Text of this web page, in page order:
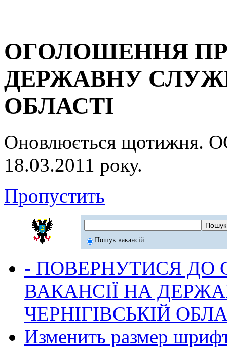
ОГОЛОШЕННЯ
ДЕРЖАВНУ
ОБЛАСТІ
Оновлюється
18.03.2011 року.
Пропустить
Пошук вакансій
- ПОВЕРНУТИСЯ ДО
ВАКАНСІЇ НА
ЧЕРНІГІВСЬКІЙ
Изменить размер